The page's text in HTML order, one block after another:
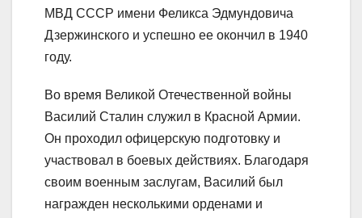
МВД СССР имени Феликса Эдмундовича
Дзержинского и успешно ее окончил в 1940
году.
Во время Великой Отечественной войны
Василий Сталин служил в Красной Армии.
Он проходил офицерскую подготовку и
участвовал в боевых действиях. Благодаря
своим военным заслугам, Василий был
награжден несколькими орденами и